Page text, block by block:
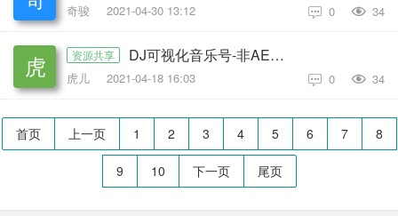
奇骏 2021-04-30 13:12 0  34
资源共享 DJ可视化音乐号-非AE模板：一个安卓手机即可操作，可U盘变现一单赚100+
虎儿 2021-04-18 16:03 0  34
首页 上一页 1 2 3 4 5 6 7 8
9 10 下一页 尾页